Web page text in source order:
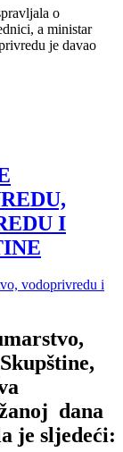
o
a ministar
je davao
I
vodoprivredu i
dana
je sljedeći: